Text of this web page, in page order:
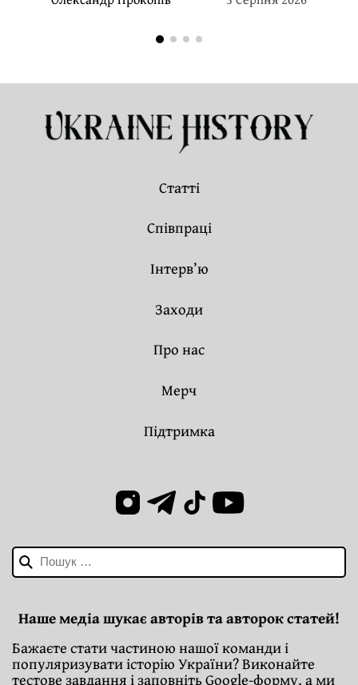
Пошук:
Статті
Співпраці
Інтерв’ю
Заходи
Про нас
Мерч
Підтримка
Наше медіа шукає авторів та авторок статей!
Бажаєте стати частиною нашої команди і
популяризувати історію України? Виконайте
тестове завдання і заповніть Google-форму, а ми